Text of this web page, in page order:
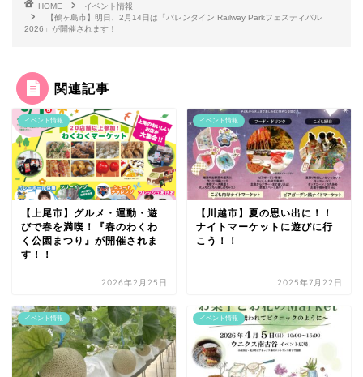
HOME
イベント情報
【鶴ヶ島市】明日、2月14日は「バレンタイン Railway Parkフェスティバル
2026」が開催されます！
関連記事
イベント情報
【上尾市】グルメ・運動・遊
びで春を満喫！『春のわくわ
く公園まつり』が開催されま
す！！
2026年2月25日
イベント情報
【川越市】夏の思い出に！！
ナイトマーケットに遊びに行
こう！！
2025年7月22日
イベント情報 イベント情報